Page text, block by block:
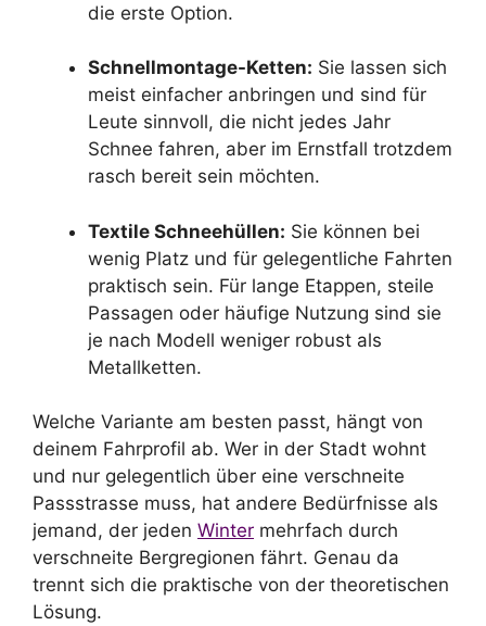
die erste Option.
Schnellmontage-Ketten: Sie lassen sich
meist einfacher anbringen und sind für
Leute sinnvoll, die nicht jedes Jahr
Schnee fahren, aber im Ernstfall trotzdem
rasch bereit sein möchten.
Textile Schneehüllen: Sie können bei
wenig Platz und für gelegentliche Fahrten
praktisch sein. Für lange Etappen, steile
Passagen oder häufige Nutzung sind sie
je nach Modell weniger robust als
Metallketten.
Welche Variante am besten passt, hängt von
deinem Fahrprofil ab. Wer in der Stadt wohnt
und nur gelegentlich über eine verschneite
Passstrasse muss, hat andere Bedürfnisse als
jemand, der jeden Winter mehrfach durch
verschneite Bergregionen fährt. Genau da
trennt sich die praktische von der theoretischen
Lösung.